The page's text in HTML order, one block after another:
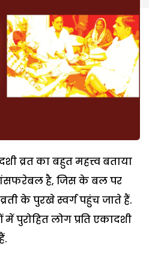
व्रत का बहुत महत्त्व बताया
है, जिस के बल पर
के पुरखे स्वर्ग पहुंच जाते हैं.
पुरोहित लोग प्रति एकादशी